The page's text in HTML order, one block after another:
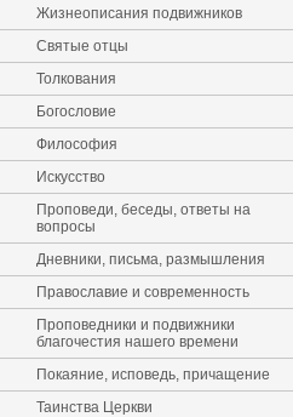
Жизнеописания подвижников
Святые отцы
Толкования
Богословие
Философия
Искусство
Проповеди, беседы, ответы на
вопросы
Дневники, письма, размышления
Православие и современность
Проповедники и подвижники
благочестия нашего времени
Покаяние, исповедь, причащение
Таинства Церкви